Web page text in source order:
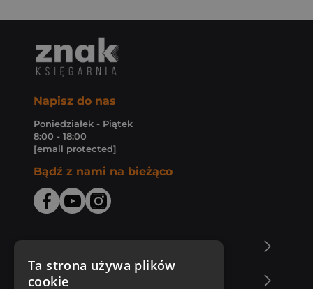
Napisz do nas
Poniedziałek - Piątek
8:00 - 18:00
[email protected]
Bądź z nami na bieżąco
Zakupy u nas
Ta strona używa plików
cookie